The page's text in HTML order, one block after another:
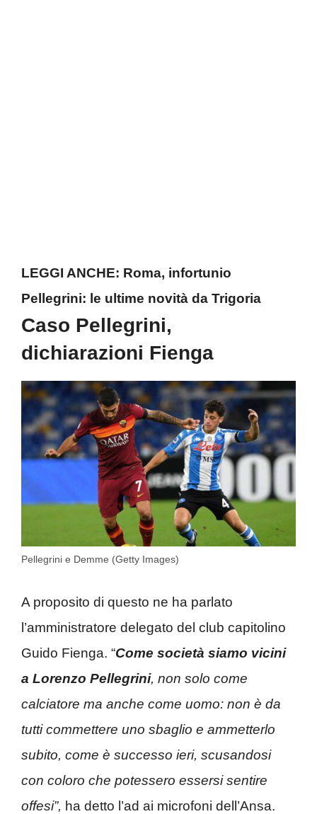
LEGGI ANCHE: Roma, infortunio
Pellegrini: le ultime novità da Trigoria
Caso Pellegrini,
dichiarazioni Fienga
Pellegrini e Demme (Getty Images)
A proposito di questo ne ha parlato
l’amministratore delegato del club capitolino
Guido Fienga. “Come società siamo vicini
a Lorenzo Pellegrini, non solo come
calciatore ma anche come uomo: non è da
tutti commettere uno sbaglio e ammetterlo
subito, come è successo ieri, scusandosi
con coloro che potessero essersi sentire
offesi”, ha detto l’ad ai microfoni dell’Ansa.